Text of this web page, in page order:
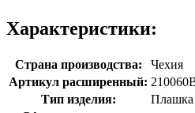
Характеристики:
Страна производства:
Чехия
Артикул расширенный:
Тип изделия:
Плашка